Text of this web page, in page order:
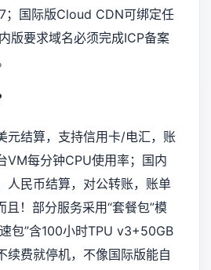
；国际版Cloud CDN可绑定任
版要求域名必须完成ICP备案
元结算，支持信用卡/电汇，账
VM每分钟CPU使用率；国内
人民币结算，对公转账，账单
！部分服务采用“套餐包”模
包”含100小时TPU v3+50GB
续费就停机，不像国际版能自